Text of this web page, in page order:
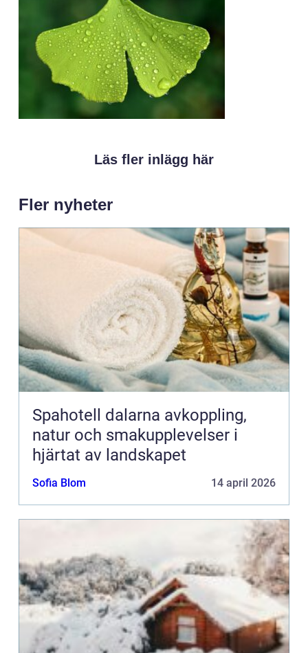
Läs fler inlägg här
Fler nyheter
Spahotell dalarna avkoppling,
natur och smakupplevelser i
hjärtat av landskapet
Sofia Blom 14 april 2026